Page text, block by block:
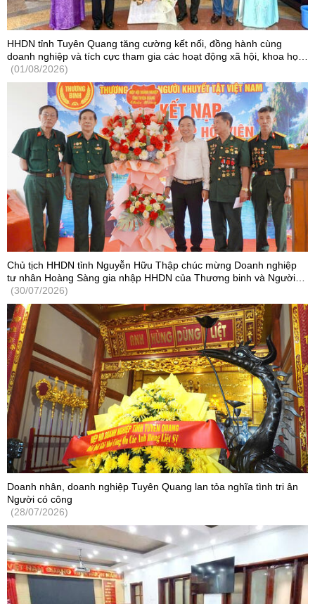
HHDN tỉnh Tuyên Quang tăng cường kết nối, đồng hành cùng
doanh nghiệp và tích cực tham gia các hoạt động xã hội, khoa học
- công nghệ
(01/08/2026)
Chủ tịch HHDN tỉnh Nguyễn Hữu Thập chúc mừng Doanh nghiệp
tư nhân Hoàng Sàng gia nhập HHDN của Thương binh và Người
khuyết tật Việt Nam
(30/07/2026)
Doanh nhân, doanh nghiệp Tuyên Quang lan tỏa nghĩa tình tri ân
Người có công
(28/07/2026)